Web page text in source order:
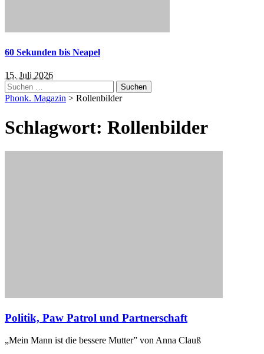
60 Sekunden bis Neapel
15. Juli 2026
Suchen
nach:
Phonk. Magazin > Rollenbilder
Schlagwort: Rollenbilder
Politik, Paw Patrol und Partnerschaft
„Mein Mann ist die bessere Mutter” von Anna Clauß